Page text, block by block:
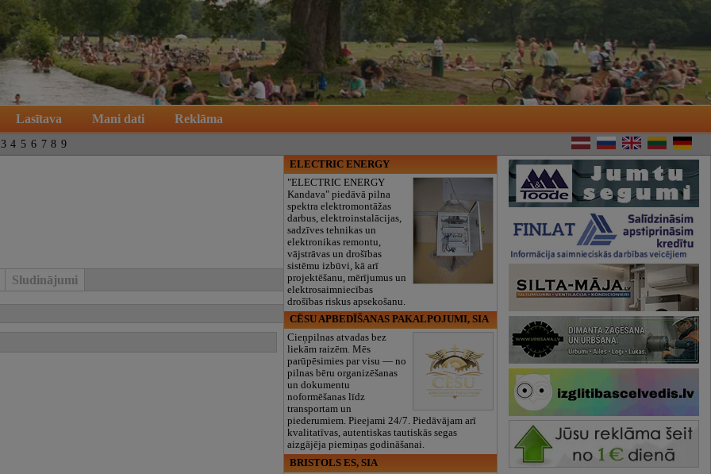
Lasītava Mani dati Reklāma
3 4 5 6 7 8 9
Sludinājumi
ELECTRIC ENERGY
"ELECTRIC ENERGY
Kandava" piedāvā pilna
spektra elektromontāžas
darbus, elektroinstalācijas,
sadzīves tehnikas un
elektronikas remontu,
vājstrāvas un drošības
sistēmu izbūvi, kā arī
projektēšanu, mērījumus un
elektrosaimniecības
drošības riskus apsekošanu.
CĒSU APBEDĪŠANAS PAKALPOJUMI, SIA
Cieņpilnas atvadas bez
liekām raizēm. Mēs
parūpēsimies par visu — no
pilnas bēru organizēšanas
un dokumentu
noformēšanas līdz
transportam un
piederumiem. Pieejami 24/7. Piedāvājam arī
kvalitatīvas, autentiskas tautiskās segas
aizgājēja piemiņas godināšanai.
BRISTOLS ES, SIA